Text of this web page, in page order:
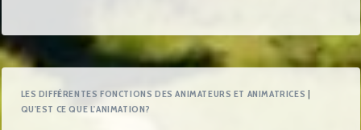
LES DIFFÉRENTES FONCTIONS DES ANIMATEURS ET ANIMATRICES |
QU'EST CE QUE L'ANIMATION?